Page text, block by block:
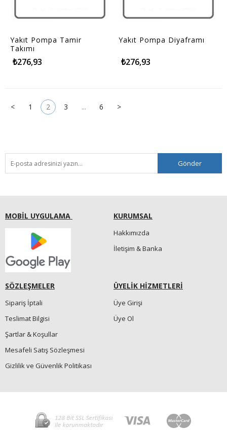
Yakıt Pompa Tamir
Takımı
₺276,93
Yakıt Pompa Diyaframı
₺276,93
< 1 2 3 ... 6 >
Gönder
MOBİL UYGULAMA KURUMSAL
Hakkımızda
İletişim & Banka
SÖZLEŞMELER
Sipariş İptali
Teslimat Bilgisi
Şartlar & Koşullar
Mesafeli Satış Sözleşmesi
Gizlilik ve Güvenlik Politikası
ÜYELİK HİZMETLERİ
Üye Girişi
Üye Ol